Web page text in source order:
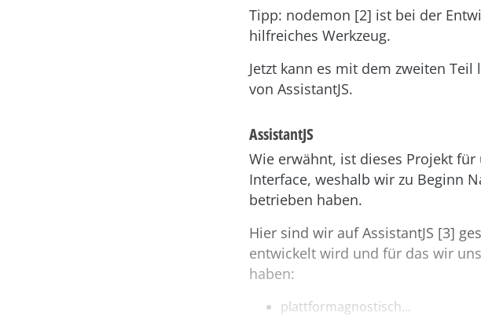
Tipp: nodemon [2] ist bei der
hilfreiches Werkzeug.
Jetzt kann es mit dem zweiten
von AssistantJS.
AssistantJS
Wie erwähnt, ist dieses Projekt
Interface, weshalb wir zu Beginn
betrieben haben.
Hier sind wir auf AssistantJS [3]
entwickelt wird und für das wir
haben:
plattformagnostisch...